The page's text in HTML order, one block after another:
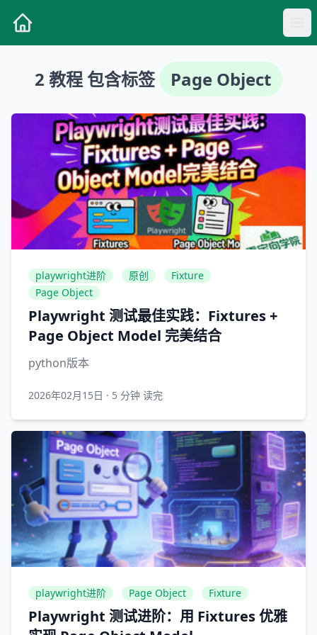
2 教程 包含标签 Page Object
playwright进阶 原创
Fixture
Page Object
Playwright 测试最佳实践：Fixtures +
Page Object Model 完美结合
python版本
2026年02月15日 · 5 分钟 读完
playwright进阶 Page Object Fixture
Playwright 测试进阶：用 Fixtures 优雅